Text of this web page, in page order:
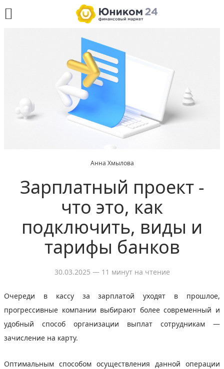
Анна Хмылова
Зарплатный проект -
что это, как
подключить, виды и
тарифы банков
30.03.2025 — 11 минут на чтение
Очереди в кассу за зарплатой уходят в прошлое,
прогрессивные компании выбирают более современный и
удобный способ организации выплат сотрудникам —
зачисление на карту.
Оптимальным способом осуществления данной операции